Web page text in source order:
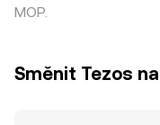
MOP.
Směnit Tezos